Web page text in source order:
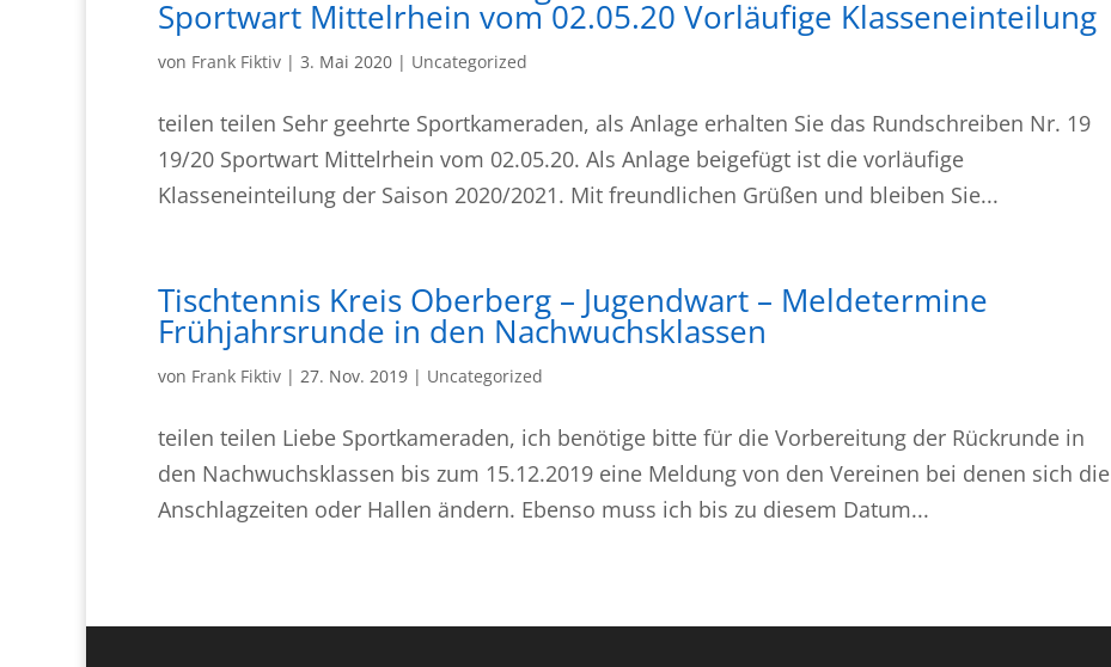
Sportwart Mittelrhein vom 02.05.20 Vorläufige Klasseneinteilung
von Frank Fiktiv | 3. Mai 2020 | Uncategorized
teilen teilen Sehr geehrte Sportkameraden, als Anlage erhalten Sie das Rundschreiben Nr. 19
19/20 Sportwart Mittelrhein vom 02.05.20. Als Anlage beigefügt ist die vorläufige
Klasseneinteilung der Saison 2020/2021. Mit freundlichen Grüßen und bleiben Sie...
Tischtennis Kreis Oberberg – Jugendwart – Meldetermine
Frühjahrsrunde in den Nachwuchsklassen
von Frank Fiktiv | 27. Nov. 2019 | Uncategorized
teilen teilen Liebe Sportkameraden, ich benötige bitte für die Vorbereitung der Rückrunde in
den Nachwuchsklassen bis zum 15.12.2019 eine Meldung von den Vereinen bei denen sich die
Anschlagzeiten oder Hallen ändern. Ebenso muss ich bis zu diesem Datum...